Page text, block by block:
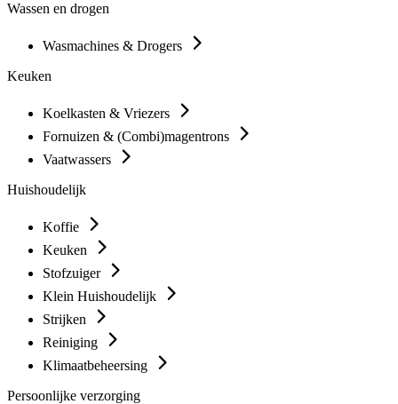
Wassen en drogen
Wasmachines & Drogers
Keuken
Koelkasten & Vriezers
Fornuizen & (Combi)magentrons
Vaatwassers
Huishoudelijk
Koffie
Keuken
Stofzuiger
Klein Huishoudelijk
Strijken
Reiniging
Klimaatbeheersing
Persoonlijke verzorging